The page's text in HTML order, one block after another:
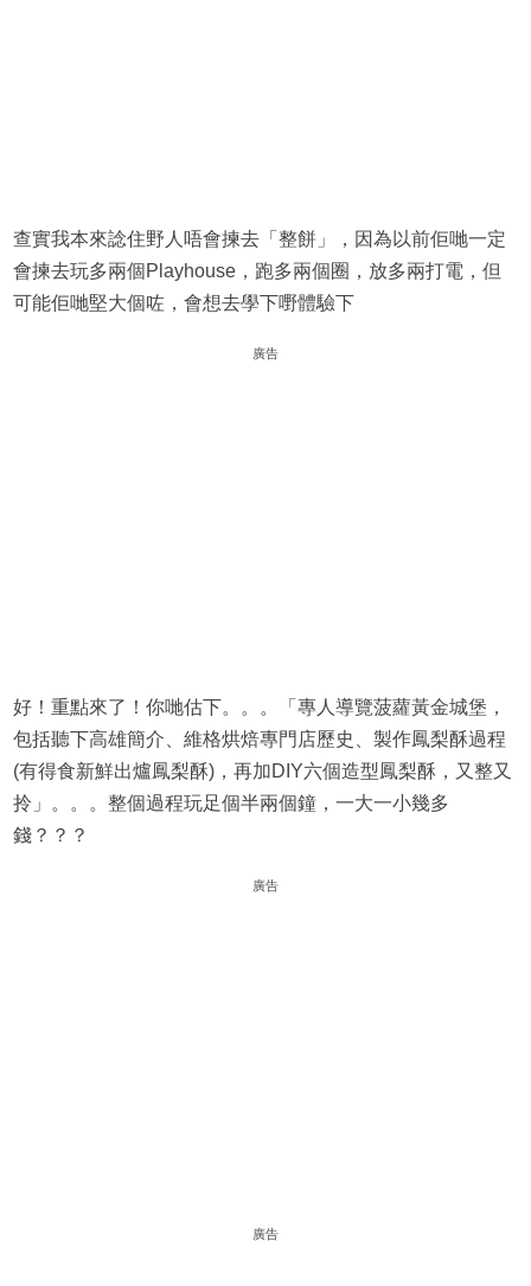
查實我本來諗住野人唔會揀去「整餅」，因為以前佢哋一定
會揀去玩多兩個Playhouse，跑多兩個圈，放多兩打電，但
可能佢哋堅大個咗，會想去學下嘢體驗下
廣告
好！重點來了！你哋估下。。。「專人導覽菠蘿黃金城堡，
包括聽下高雄簡介、維格烘焙專門店歷史、製作鳳梨酥過程
(有得食新鮮出爐鳳梨酥)，再加DIY六個造型鳳梨酥，又整又
拎」。。。整個過程玩足個半兩個鐘，一大一小幾多
錢？？？
廣告
廣告